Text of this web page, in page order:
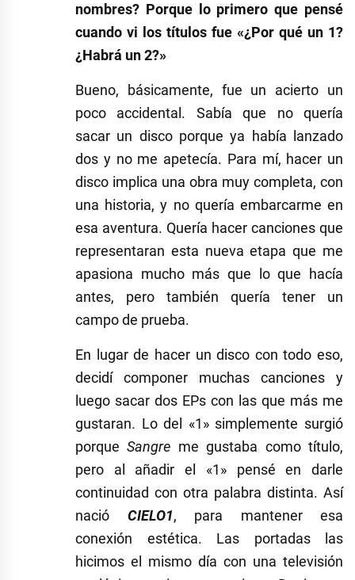
nombres? Porque lo primero que pensé
cuando vi los títulos fue «¿Por qué un 1?
¿Habrá un 2?»
Bueno, básicamente, fue un acierto un
poco accidental. Sabía que no quería
sacar un disco porque ya había lanzado
dos y no me apetecía. Para mí, hacer un
disco implica una obra muy completa, con
una historia, y no quería embarcarme en
esa aventura. Quería hacer canciones que
representaran esta nueva etapa que me
apasiona mucho más que lo que hacía
antes, pero también quería tener un
campo de prueba.
En lugar de hacer un disco con todo eso,
decidí componer muchas canciones y
luego sacar dos EPs con las que más me
gustaran. Lo del «1» simplemente surgió
porqueSangre me gustaba como título,
pero al añadir el «1» pensé en darle
continuidad con otra palabra distinta. Así
nació CIELO1, para mantener esa
conexión estética. Las portadas las
hicimos el mismo día con una televisión